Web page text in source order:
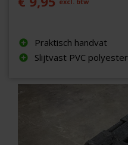
Praktisch handvat
Slijtvast PVC polyester